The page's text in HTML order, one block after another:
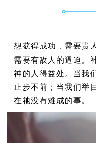
想获得成功，需要贵
需要有敌人的逼迫。
神的人得益处。当我
止步不前；当我们举
在祂没有难成的事。